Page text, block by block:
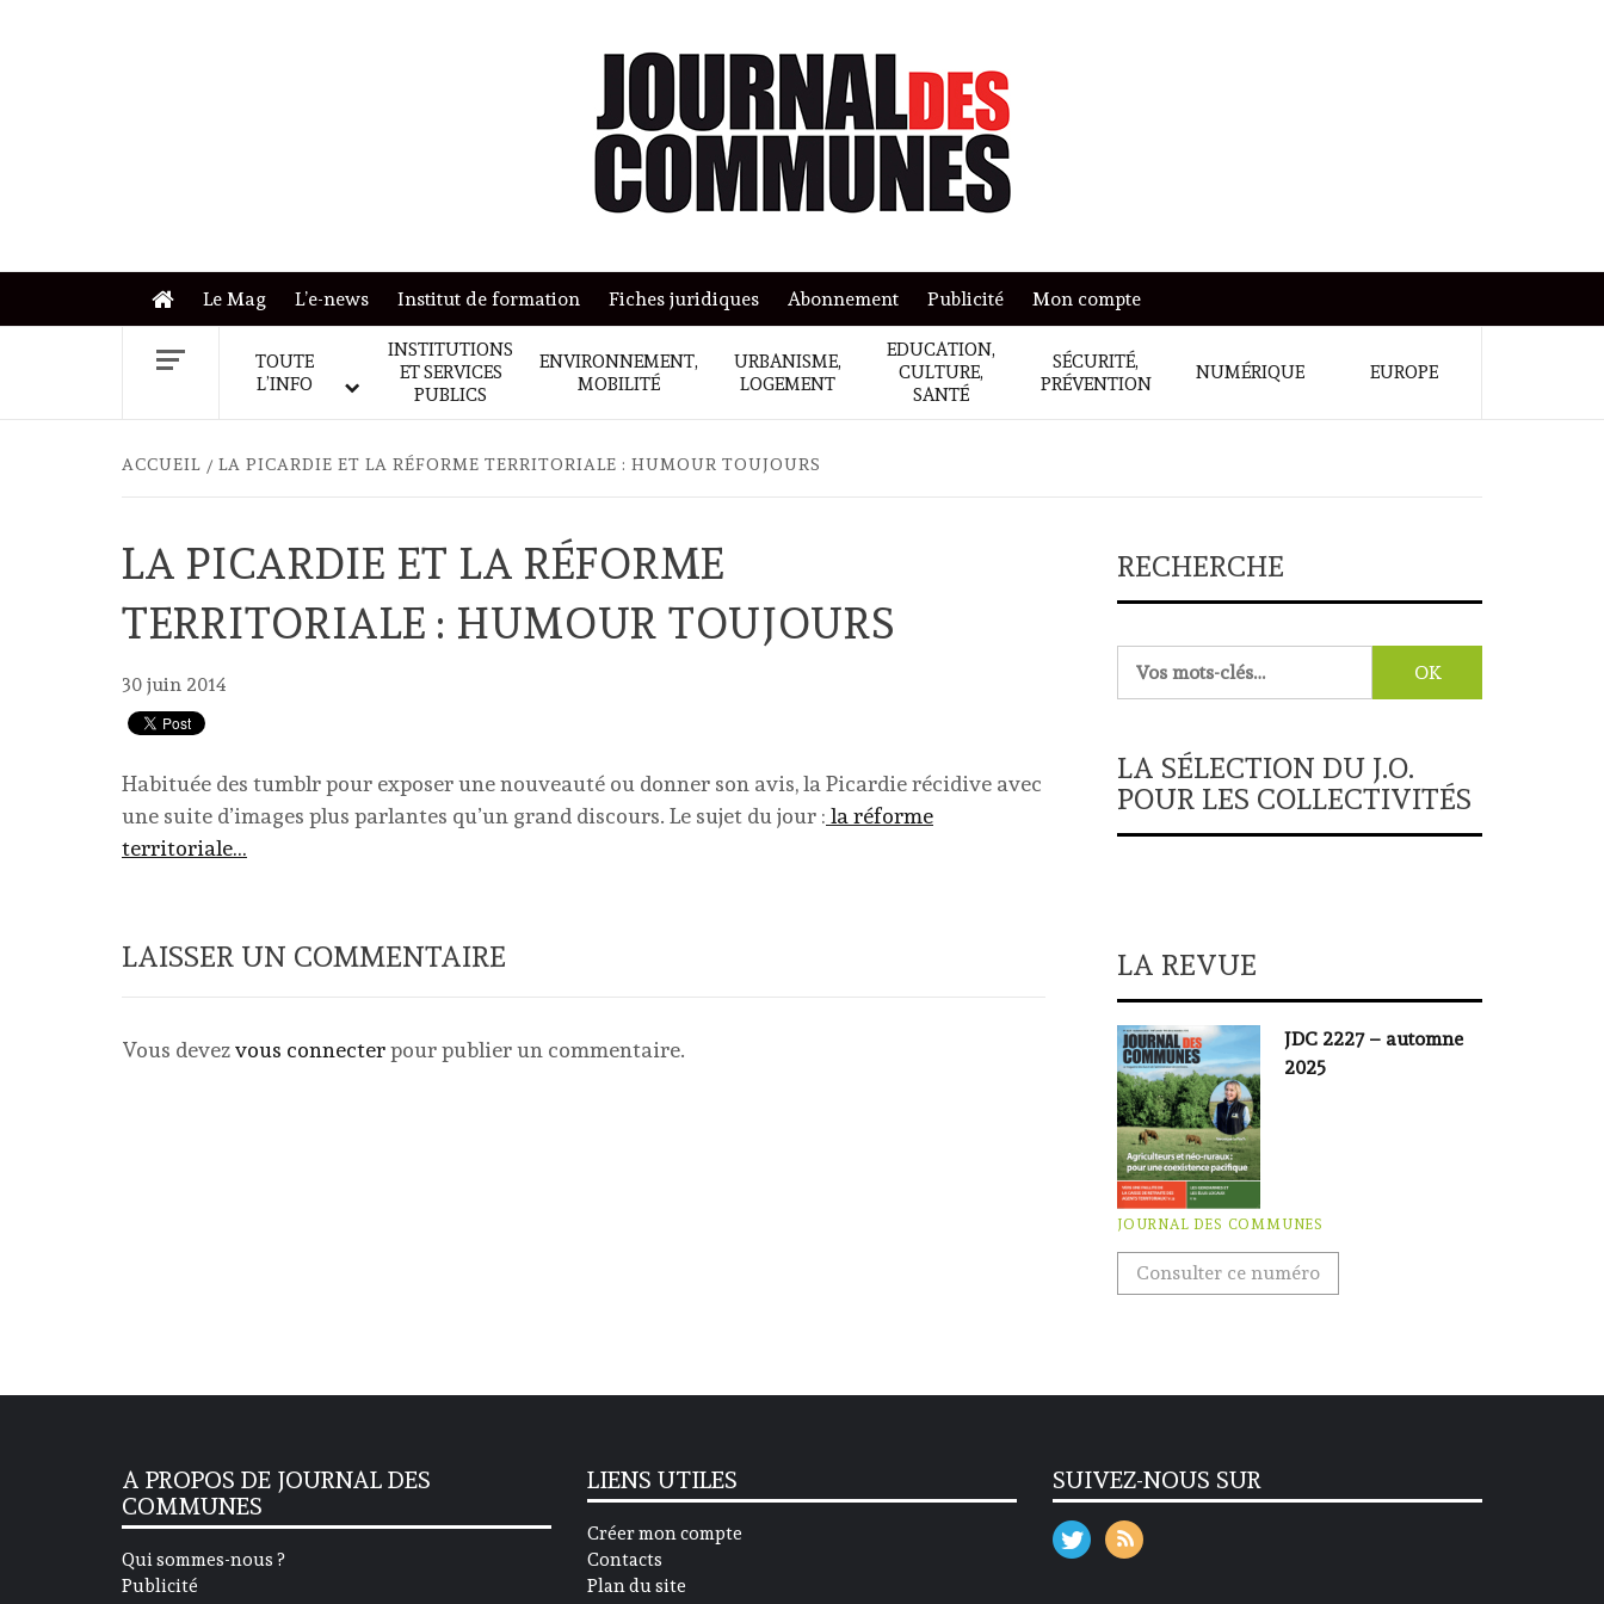
Le Mag L’e-news Institut de formation Fiches juridiques Abonnement Publicité Mon compte
TOUTE
L’INFO
INSTITUTIONS
ET SERVICES
PUBLICS
ENVIRONNEMENT,
MOBILITÉ
URBANISME,
LOGEMENT
EDUCATION,
CULTURE,
SANTÉ
SÉCURITÉ,
PRÉVENTION
NUMÉRIQUE EUROPE
ACCUEIL LA PICARDIE ET LA RÉFORME TERRITORIALE : HUMOUR TOUJOURS
LA PICARDIE ET LA RÉFORME
TERRITORIALE : HUMOUR TOUJOURS
30 juin 2014
Habituée des tumblr pour exposer une nouveauté ou donner son avis, la Picardie récidive avec
une suite d’images plus parlantes qu’un grand discours. Le sujet du jour : la réforme
territoriale…
LAISSER UN COMMENTAIRE
Vous devezvous connecterpour publier un commentaire.
RECHERCHE
LA SÉLECTION DU J.O.
POUR LES COLLECTIVITÉS
LA REVUE
JDC 2227 – automne
2025
JOURNAL DES COMMUNES
Consulter ce numéro
A PROPOS DE JOURNAL DES
COMMUNES
Qui sommes-nous ?
Publicité
LIENS UTILES
Créer mon compte
Contacts
Plan du site
SUIVEZ-NOUS SUR